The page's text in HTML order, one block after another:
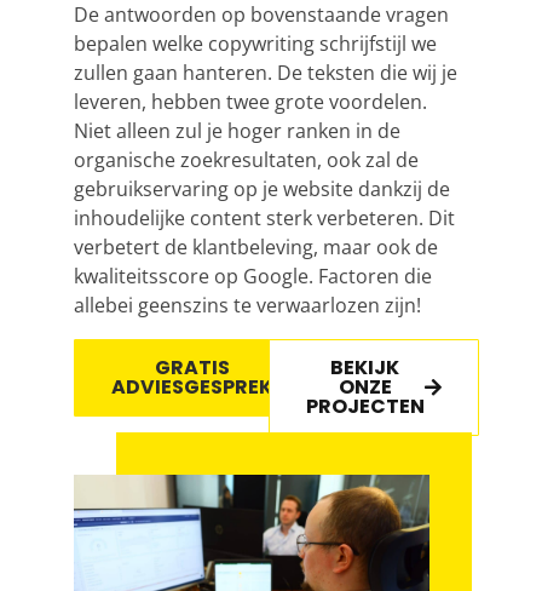
De antwoorden op bovenstaande vragen
bepalen welke copywriting schrijfstijl we
zullen gaan hanteren. De teksten die wij je
leveren, hebben twee grote voordelen.
Niet alleen zul je hoger ranken in de
organische zoekresultaten, ook zal de
gebruikservaring op je website dankzij de
inhoudelijke content sterk verbeteren. Dit
verbetert de klantbeleving, maar ook de
kwaliteitsscore op Google. Factoren die
allebei geenszins te verwaarlozen zijn!
GRATIS
ADVIESGESPREK
BEKIJK
ONZE
PROJECTEN